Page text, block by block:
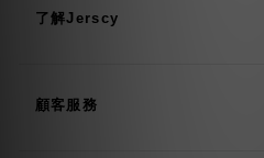
了解Jerscy
顧客服務